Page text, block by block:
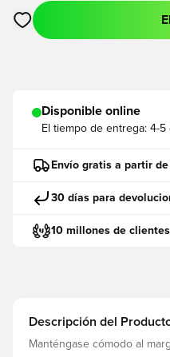
Abre un modal para iniciar
Disponible online
El tiempo de entrega: 4-5
Envío gratis a partir de
30 días para
10 millones de
Descripción del
Manténgase cómodo al